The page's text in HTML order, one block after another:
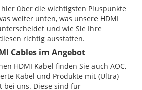
über die wichtigsten Pluspunkte
weiter unten, was unsere HDMI
und wie Sie Ihre
richtig ausstatten.
Cables im Angebot
HDMI Kabel finden Sie auch AOC,
Kabel und Produkte mit (Ultra)
bei uns. Diese sind für